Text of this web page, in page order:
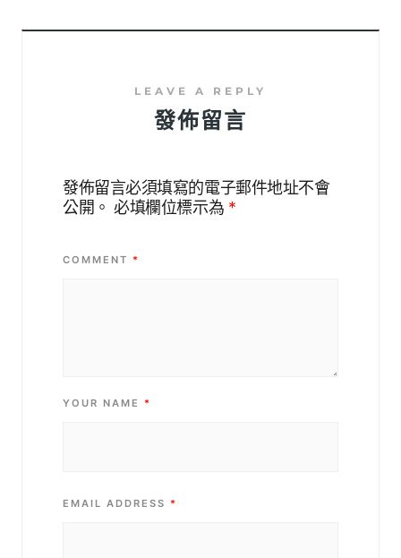
發佈留言
發佈留言必須填寫的電子郵件地址不會
公開。 必填欄位標示為 *
COMMENT *
YOUR NAME *
EMAIL ADDRESS *